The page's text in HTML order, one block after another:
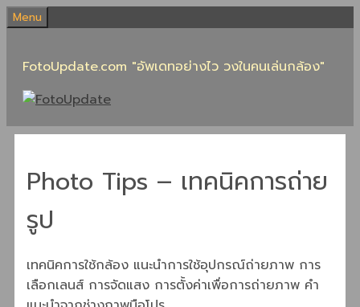
Skip
Menu
FotoUpdate.com "อัพเดทอย่างไว วงในคนเล่นกล้อง"
Photo Tips – เทคนิคการถ่าย
รูป
เทคนิคการใช้กล้อง แนะนำการใช้อุปกรณ์ถ่ายภาพ การ
เลือกเลนส์ การจัดแสง การตั้งค่าเพื่อการถ่ายภาพ คำ